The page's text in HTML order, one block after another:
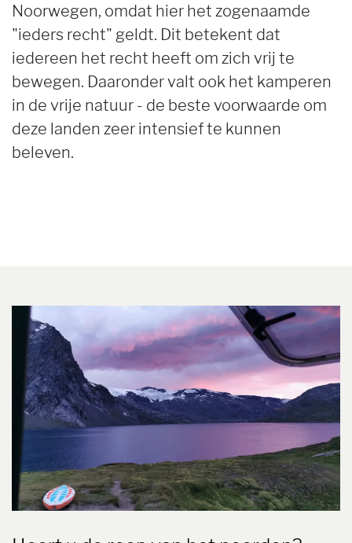
Noorwegen, omdat hier het zogenaamde
"ieders recht" geldt. Dit betekent dat
iedereen het recht heeft om zich vrij te
bewegen. Daaronder valt ook het kamperen
in de vrije natuur - de beste voorwaarde om
deze landen zeer intensief te kunnen
beleven.